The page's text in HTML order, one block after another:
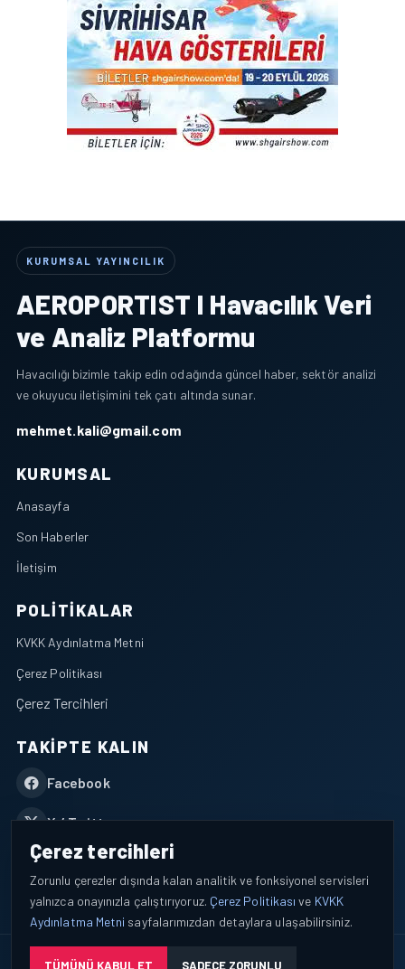
KURUMSAL YAYINCILIK
AEROPORTIST I Havacılık Veri
ve Analiz Platformu
Havacılığı bizimle takip edin odağında güncel haber, sektör analizi
ve okuyucu iletişimini tek çatı altında sunar.
mehmet.kali@gmail.com
KURUMSAL
Anasayfa
Son Haberler
İletişim
POLITIKALAR
KVKK Aydınlatma Metni
Çerez Politikası
Çerez Tercihleri
TAKIPTE KALIN
Facebook
X / Twitter
YouTube
WhatsApp
© 2026 AEROPORTIST I Havacılık Veri ve Analiz Platformu. Tüm
Çerez tercihleri
Zorunlu çerezler dışında kalan analitik ve fonksiyonel servisleri
yalnızca onayınızla çalıştırıyoruz. Çerez Politikası ve KVKK
Aydınlatma Metni sayfalarımızdan detaylara ulaşabilirsiniz.
TÜMÜNÜ KABUL ET SADECE ZORUNLU